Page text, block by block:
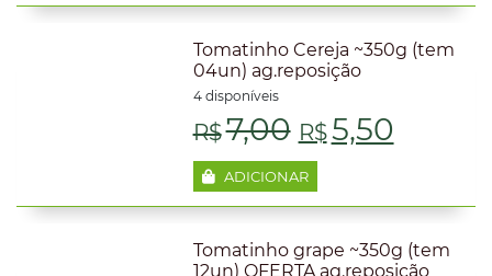
original
era:
R$11,00.
atual
é:
Tomatinho Cereja ~350g (tem
04un) ag.reposição
4 disponíveis
R$7,00 O
preço
original
era:
R$5,50
atual
é:
ADICIONAR
Tomatinho grape ~350g (tem
12un) OFERTA ag.reposição